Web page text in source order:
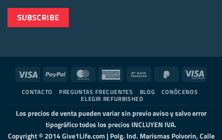
Visa PayPal MasterCard American
PayPal
Visa
CONTACTO PREGUNTAS FRECUENTES BLOG CONÓCENOS
ELEGIR REFURBISHED
Los precios de venta pueden variar sin previo aviso y salvo error
tipográfico todos los precios INCLUYEN IVA.
Copyright © 2014 Give1Life.com | Polg. Ind. Marismas Polvorin, Calle